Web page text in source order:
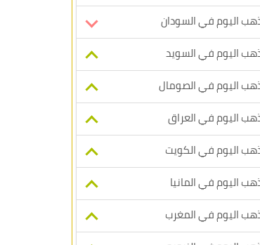
اليوم في السودان
اليوم في السويد
اليوم في الصومال
اليوم في العراق
اليوم في الكويت
اليوم في المانيا
اليوم في المغرب